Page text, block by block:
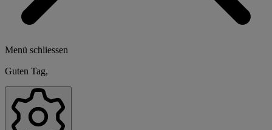
Menü schliessen
Guten Tag,